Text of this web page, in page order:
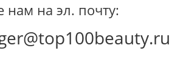
нам на эл. почту: